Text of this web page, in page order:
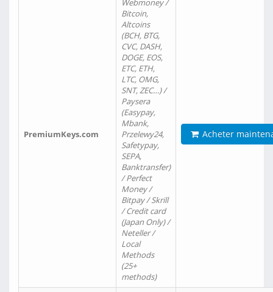
PremiumKeys.com
Webmoney /
Bitcoin,
Altcoins
(BCH, BTG,
CVC, DASH,
DOGE, EOS,
ETC, ETH,
LTC, OMG,
SNT, ZEC…) /
Paysera
(Easypay,
Mbank,
Przelewy24,
Safetypay,
SEPA,
Banktransfer)
/ Perfect
Money /
Bitpay / Skrill
/ Credit card
(Japan Only) /
Neteller /
Local
Methods
(25+
methods)
Acheter